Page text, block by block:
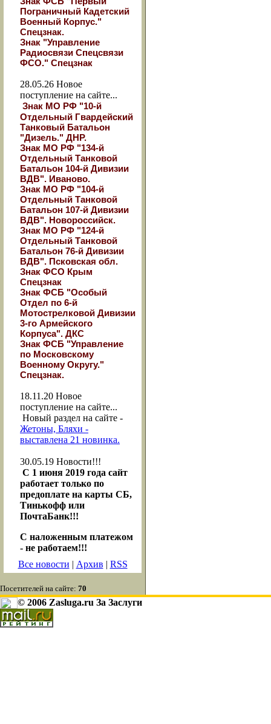
Пограничный Кадетский
Военный Корпус."
Спецзнак.
Знак "Управление
Радиосвязи Спецсвязи
ФСО." Спецзнак
28.05.26 Новое
поступление на сайте...
Знак МО РФ "10-й
Отдельный Гвардейский
Танковый Батальон
"Дизель." ДНР.
Знак МО РФ "134-й
Отдельный Танковой
Батальон 104-й Дивизии
ВДВ". Иваново.
Знак МО РФ "104-й
Отдельный Танковой
Батальон 107-й Дивизии
ВДВ". Новороссийск.
Знак МО РФ "124-й
Отдельный Танковой
Батальон 76-й Дивизии
ВДВ". Псковская обл.
Знак ФСО Крым
Спецзнак
Знак ФСБ "Особый
Отдел по 6-й
Мотострелковой Дивизии
3-го Армейского
Корпуса". ДКС
Знак ФСБ "Управление
по Московскому
Военному Округу."
Спецзнак.
18.11.20 Новое
поступление на сайте...
Новый раздел на сайте -
Жетоны, Бляхи -
выставлена 21 новинка.
30.05.19 Новости!!!
С 1 июня 2019 года сайт
работает только по
предоплате на карты СБ,
Тинькофф или
ПочтаБанк!!!
С наложенным платежом
- не работаем!!!
Все новости | Архив | RSS
Посетителей на сайте: 70
© 2006 Zasluga.ru За Заслуги